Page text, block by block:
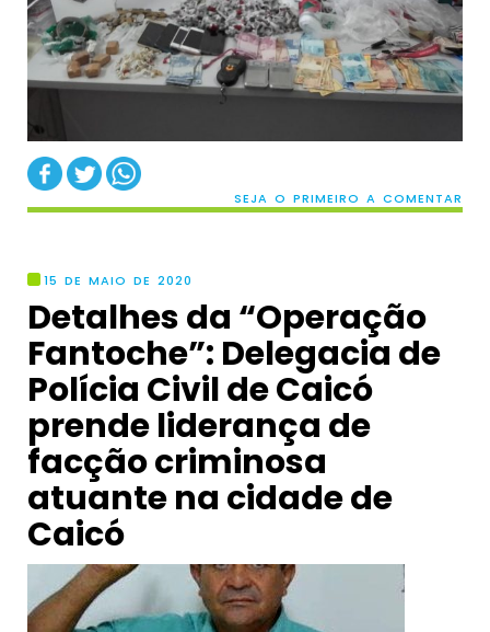
SEJA O PRIMEIRO A COMENTAR
15 DE MAIO DE 2020
Detalhes da “Operação
Fantoche”: Delegacia de
Polícia Civil de Caicó
prende liderança de
facção criminosa
atuante na cidade de
Caicó